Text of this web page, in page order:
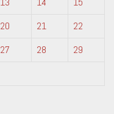
20 21
22
27 28
29